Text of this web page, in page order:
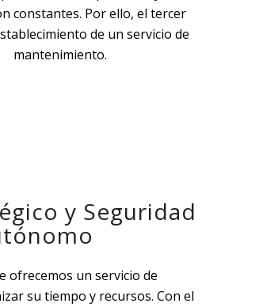
constantes. Por ello, el tercer
de un servicio de
mantenimiento.
y Seguridad
ofrecemos un servicio de
su tiempo y recursos. Con el